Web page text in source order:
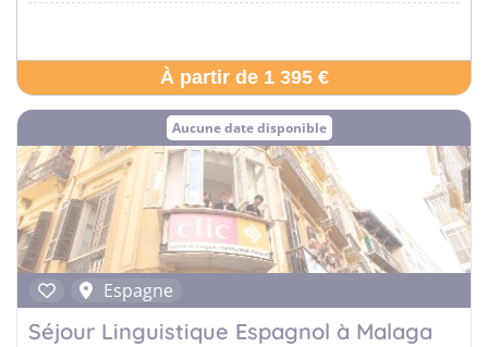
À partir de 1 395 €
Aucune date disponible
Espagne
Séjour Linguistique Espagnol à Malaga